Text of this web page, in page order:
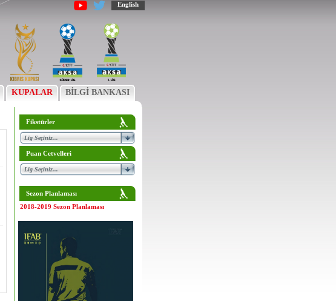
English
KUPALAR BİLGİ BANKASI
Fikstürler
Puan Cetvelleri
Sezon Planlaması
2018-2019 Sezon Planlaması